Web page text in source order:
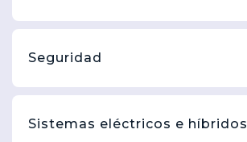
Seguridad
Sistemas eléctricos e híbridos